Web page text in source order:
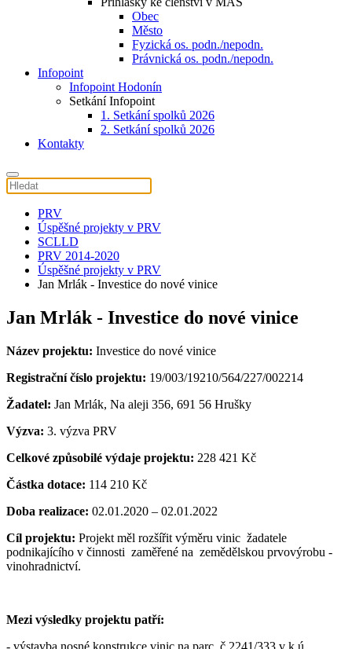
Obec
Město
Fyzická os. podn./nepodn.
Právnická os. podn./nepodn.
Infopoint
Infopoint Hodonín
Setkání Infopoint
1. Setkání spolků 2026
2. Setkání spolků 2026
Kontakty
PRV
Úspěšné projekty v PRV
SCLLD
PRV 2014-2020
Úspěšné projekty v PRV
Jan Mrlák - Investice do nové vinice
Jan Mrlák - Investice do nové vinice
Název projektu: Investice do nové vinice
Registrační číslo projektu: 19/003/19210/564/227/002214
Žadatel: Jan Mrlák, Na aleji 356, 691 56 Hrušky
Výzva: 3. výzva PRV
Celkové způsobilé výdaje projektu: 228 421 Kč
Částka dotace: 114 210 Kč
Doba realizace: 02.01.2020 – 02.01.2022
Cíl projektu: Projekt měl rozšířit výměru vinic žadatele
podnikajícího v činnosti zaměřené na zemědělskou prvovýrobu -
vinohradnictví.
Mezi výsledky projektu patří:
- výstavba nosné konstrukce vinic na parc. č 2241/333 v k.ú.